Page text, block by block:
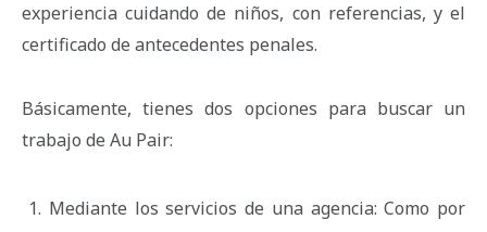
experiencia cuidando de niños, con referencias, y el
certificado de antecedentes penales.
Básicamente, tienes dos opciones para buscar un
trabajo de Au Pair:
Mediante los servicios de una agencia: Como por